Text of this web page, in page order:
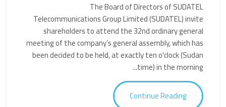
The Board of Directors of SUDATEL
Telecommunications Group Limited (SUDATEL) invite
shareholders to attend the 32nd ordinary general
meeting of the company’s general assembly, which has
been decided to be held, at exactly ten o'clock (Sudan
time) in the morning...
Continue Reading